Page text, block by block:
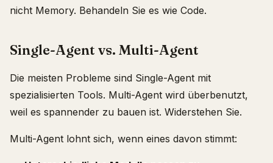
nicht Memory. Behandeln Sie es wie Code.
Single-Agent vs. Multi-Agent
Die meisten Probleme sind Single-Agent mit
spezialisierten Tools. Multi-Agent wird überbenutzt,
weil es spannender zu bauen ist. Widerstehen Sie.
Multi-Agent lohnt sich, wenn eines davon stimmt: